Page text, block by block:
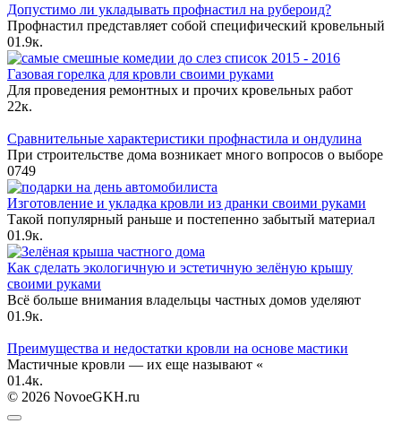
Допустимо ли укладывать профнастил на рубероид?
Профнастил представляет собой специфический кровельный
01.9к.
Газовая горелка для кровли своими руками
Для проведения ремонтных и прочих кровельных работ
22к.
Сравнительные характеристики профнастила и ондулина
При строительстве дома возникает много вопросов о выборе
0749
Изготовление и укладка кровли из дранки своими руками
Такой популярный раньше и постепенно забытый материал
01.9к.
Как сделать экологичную и эстетичную зелёную крышу
своими руками
Всё больше внимания владельцы частных домов уделяют
01.9к.
Преимущества и недостатки кровли на основе мастики
Мастичные кровли — их еще называют «
01.4к.
© 2026 NovoeGKH.ru